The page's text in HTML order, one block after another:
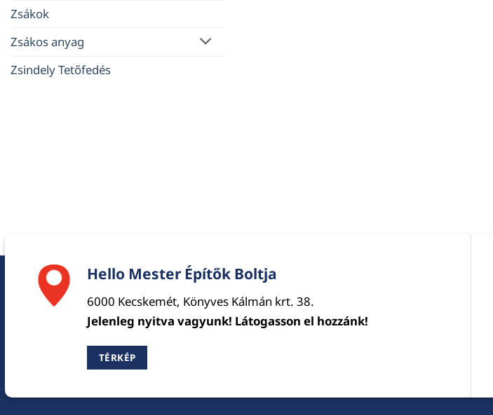
Zsákok
Zsákos anyag
Zsindely Tetőfedés
Hello Mester Építők Boltja
6000 Kecskemét, Könyves Kálmán krt. 38.
Jelenleg nyitva vagyunk! Látogasson el hozzánk!
TÉRKÉP